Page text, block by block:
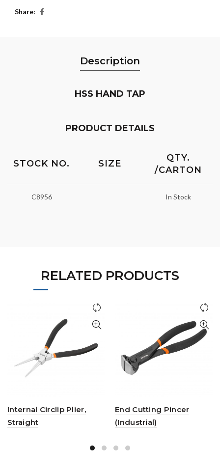
Share
Description
HSS HAND TAP
PRODUCT DETAILS
STOCK NO. SIZE
QTY.
/CARTON
C8956 In Stock
RELATED PRODUCTS
Internal Circlip Plier,
Straight
End Cutting Pincer
(Industrial)